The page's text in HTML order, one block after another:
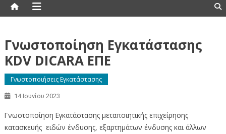
Γνωστοποίηση Εγκατάστασης
KDV DICARA ΕΠΕ
Γνωστοποιήσεις Εγκατάστασης
14 Ιουνίου 2023
Γνωστοποίηση Εγκατάστασης μεταποιητικής επιχείρησης
κατασκευής ειδών ένδυσης, εξαρτημάτων ένδυσης και άλλων